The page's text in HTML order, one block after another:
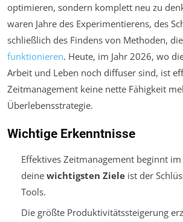
optimieren, sondern komplett neu zu
waren Jahre des Experimentierens, des
schließlich des Findens von Methoden,
funktionieren. Heute, im Jahr 2026, wo
Arbeit und Leben noch diffuser sind, ist
Zeitmanagement keine nette Fähigkeit
Überlebensstrategie.
Wichtige Erkenntnisse
Effektives Zeitmanagement beginnt
deine wichtigsten Zieleist der
Tools.
Die größte Produktivitätssteigerung